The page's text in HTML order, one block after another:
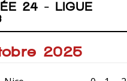
24 - LIGUE
2025